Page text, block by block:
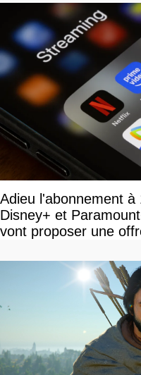
Adieu l'abonnement
Disney+ et
vont proposer une